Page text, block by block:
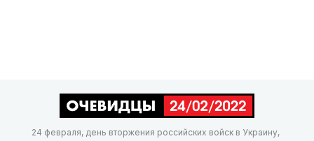
24 февраля, день вторжения российских войск в Украину,